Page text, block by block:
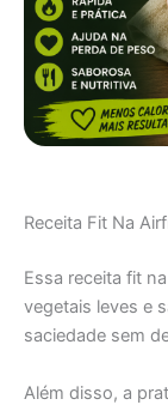
Receita Fit Na
Essa receita fit
vegetais leves e
saciedade sem
Além disso, a